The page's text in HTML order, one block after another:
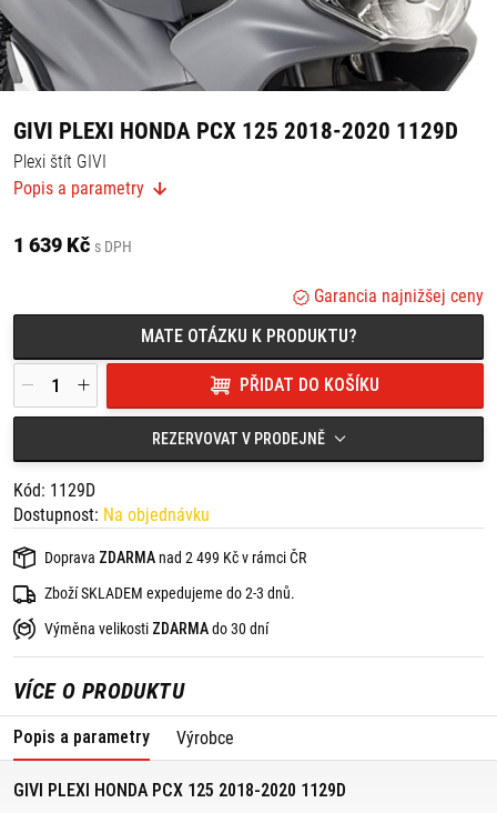
GIVI PLEXI HONDA PCX 125 2018-2020 1129D
Plexi štít GIVI
Barva: zatmavená
Plexi je vyšší o 14,5 cm jako originál.
K montáži je třeba dokoupit montážní sadu D1163KIT.
Vhodné pro:
Honda PCX 125 (18-20)
Popis a parametry
1 639 Kč s DPH
Garancia najnižšej ceny
MATE OTÁZKU K PRODUKTU?
PŘIDAT DO KOŠÍKU
REZERVOVAT V PRODEJNĚ
Kód: 1129D
Dostupnost: Na objednávku
Doprava ZDARMA nad 2 499 Kč v rámci ČR
Zboží SKLADEM expedujeme do 2-3 dnů.
Výměna velikosti ZDARMAdo 30 dní
VÍCE O PRODUKTU
Popis a parametry Výrobce
GIVI PLEXI HONDA PCX 125 2018-2020 1129D